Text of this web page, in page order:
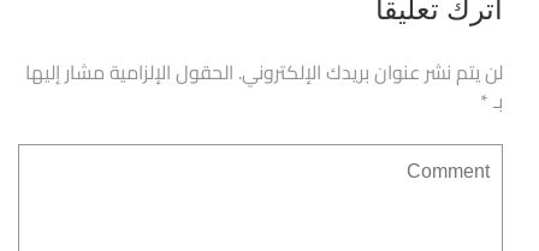
اترك تعليقاً
لن يتم نشر عنوان بريدك الإلكتروني. الحقول الإلزامية مشار إليها
بـ*